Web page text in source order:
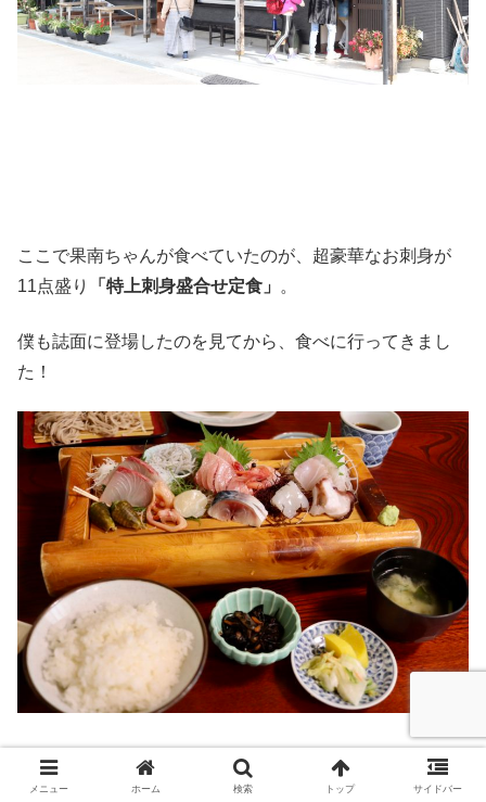
ここで果南ちゃんが食べていたのが、超豪華なお刺身が
11点盛り
「特上刺身盛合せ定食」 。
僕も誌面に登場したのを見てから、食べに行ってきまし
た！
メニュー ホーム 検索 トップ サイドバー